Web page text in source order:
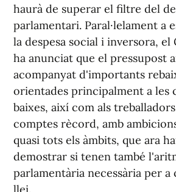
haurà de superar el filtre del
parlamentari. Paral·lelament a
la despesa social i inversora, el
ha anunciat que el pressupost
acompanyat d'importants
orientades principalment a les
baixes, així com als
comptes rècord, amb
quasi tots els àmbits, que ara
demostrar si tenen també
parlamentària necessària per